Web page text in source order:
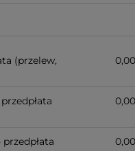
(przelew,